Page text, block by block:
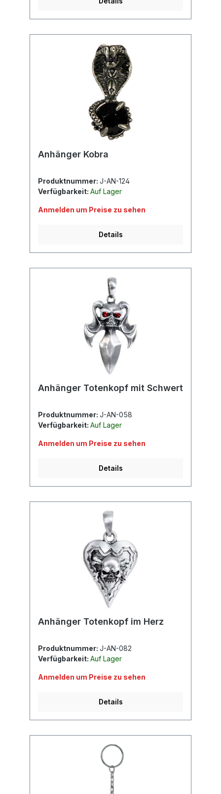
Anhänger Kobra
Produktnummer: J-AN-124
Verfügbarkeit: Auf Lager
Anmelden um Preise zu sehen
Details
Anhänger Totenkopf mit Schwert
Produktnummer: J-AN-058
Verfügbarkeit: Auf Lager
Anmelden um Preise zu sehen
Details
Anhänger Totenkopf im Herz
Produktnummer: J-AN-082
Verfügbarkeit: Auf Lager
Anmelden um Preise zu sehen
Details